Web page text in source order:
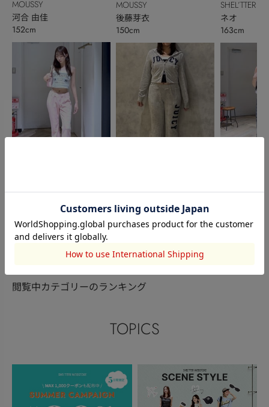
MOUSSY
河合 由佳
152cm
岡村夢衣
MOUSSY
後藤芽衣
150cm
川野真奈
163cm
SHEL’TTER
ネオ
163cm
今村萌花
このアイテムを見た人がチェックしている商品
閲覧中カテゴリーのランキング
TOPICS